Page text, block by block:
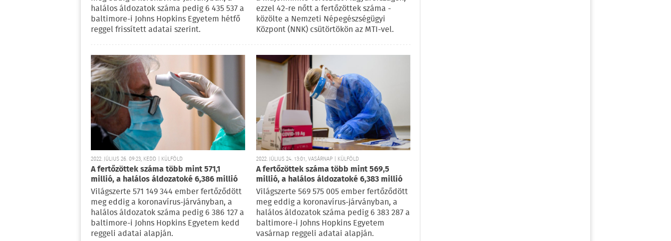
halálos áldozatok száma pedig 6 435 537 a
baltimore-i Johns Hopkins Egyetem hétfő
reggel frissített adatai szerint.
ezzel 42-re nőtt a fertőzöttek száma -
közölte a Nemzeti Népegészségügyi
Központ (NNK) csütörtökön az MTI-vel.
2022. JÚLIUS 26. 09:23, KEDD | KÜLFÖLD
A fertőzöttek száma több mint 571,1
millió, a halálos áldozatoké 6,386 millió
Világszerte 571 149 344 ember fertőződött
meg eddig a koronavírus-járványban, a
halálos áldozatok száma pedig 6 386 127 a
baltimore-i Johns Hopkins Egyetem kedd
reggeli adatai alapján.
2022. JÚLIUS 24. 13:01, VASÁRNAP | KÜLFÖLD
A fertőzöttek száma több mint 569,5
millió, a halálos áldozatoké 6,383 millió
Világszerte 569 575 005 ember fertőződött
meg eddig a koronavírus-járványban, a
halálos áldozatok száma pedig 6 383 287 a
baltimore-i Johns Hopkins Egyetem
vasárnap reggeli adatai alapján.